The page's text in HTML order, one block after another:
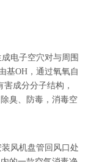
电子空穴对与周围
基OH，通过氧氧自
成分分子结构，
臭、防毒，消毒空
风机盘管回风口处